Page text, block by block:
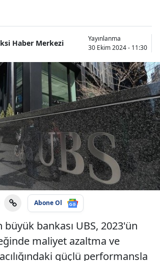
Haber Merkezi
Yayınlanma
30 Ekim 2024 - 11:30
Abone Ol
bankası UBS, 2023'ün
maliyet azaltma ve
güçlü performansla